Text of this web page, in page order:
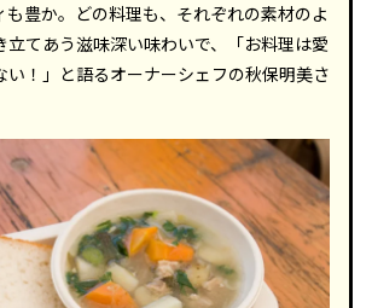
も豊か。どの料理も、それぞれの素材のよ
立てあう滋味深い味わいで、「お料理は愛
い！」と語るオーナーシェフの秋保明美さ